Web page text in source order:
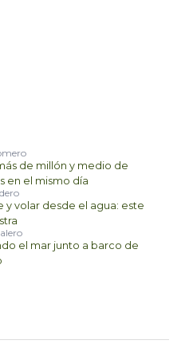
de millón y medio de
en el mismo día
y volar desde el agua: este
el mar junto a barco de